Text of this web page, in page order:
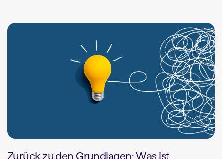
Zurück zu den Grundlagen: Was ist